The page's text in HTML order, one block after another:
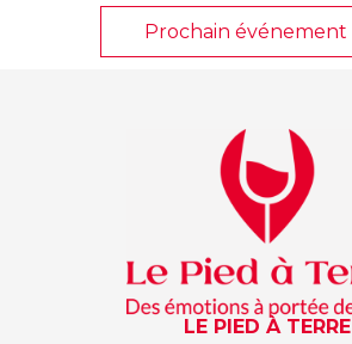
Prochain événement
LE PIED À TERRE